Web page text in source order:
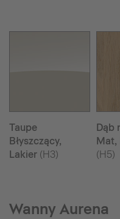
Taupe
Błyszczący,
Lakier (H3)
Dąb
Mat,
(H5)
Wanny Aurena